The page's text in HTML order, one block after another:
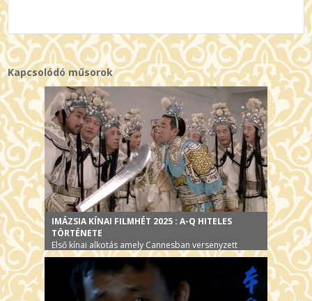
Kapcsolódó műsorok
IMÁZSIA KÍNAI FILMHÉT 2025 : A-Q HITELES
TÖRTÉNETE
Első kínai alkotás amely Cannesban versenyzett